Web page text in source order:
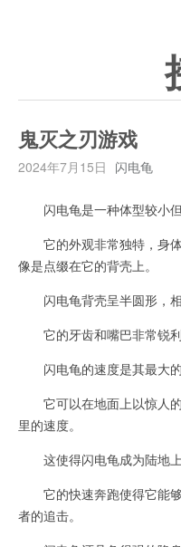
鬼灭之刃游戏
2024年7月15日 闪电龟
闪电龟是一种体型较小但
它的外观非常独特，身体
像是点缀在它的背壳上。
闪电龟背壳呈半圆形，相
它的牙齿和嘴巴非常锐利
闪电龟的速度是其最大的
它可以在地面上以惊人的
里的速度。
这使得闪电龟成为陆地上
它的快速奔跑使得它能够
者的追击。